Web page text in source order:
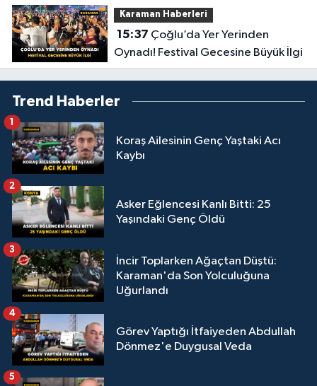
Karaman Haberleri
15:37
Oynadı! Festival Gecesine Büyük İlgi
Trend Haberler
Koraş Ailesinin Genç Yaştaki Acı
Kaybı
1
Asker Eğlencesi Kanlı Bitti: 25
Yaşındaki Genç Öldü
2
İncir Toplarken Ağaçtan Düştü:
Karaman'da Son Yolculuğuna
Uğurlandı
3
Görev Yaptığı İtfaiyeden Abdullah
Dönmez'e Duygusal Veda
4
5